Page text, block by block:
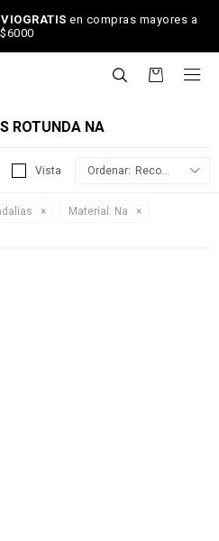
en compras mayores a
$6000

ROTUNDA NA
Recomendados
Material: Na